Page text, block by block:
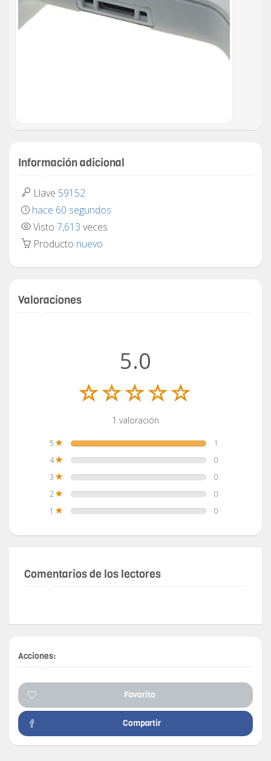
Información adicional
Llave 59152
hace 60 segundos
Visto 7,613 veces
Producto nuevo
Valoraciones
5.0
1 valoración
5
1
4
0
3
0
2
0
1
0
Comentarios de los lectores
Acciones:
Favorito
Compartir